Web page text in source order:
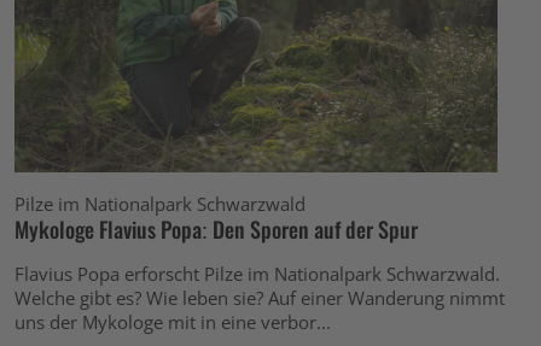
Pilze im Nationalpark Schwarzwald
Mykologe Flavius Popa: Den Sporen auf der Spur
Flavius Popa erforscht Pilze im Nationalpark Schwarzwald.
Welche gibt es? Wie leben sie? Auf einer Wanderung nimmt
uns der Mykologe mit in eine verbor...